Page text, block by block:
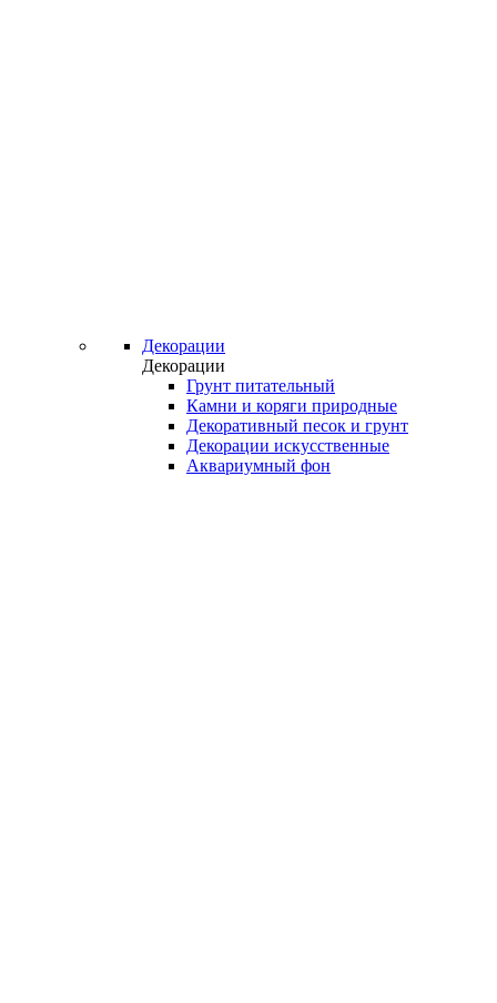
Декорации
Декорации
Грунт питательный
Камни и коряги природные
Декоративный песок и грунт
Декорации искусственные
Аквариумный фон